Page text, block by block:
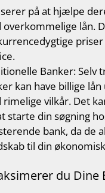
på at hjælpe
overkommelige lån.
Banker: Selv
kan have billige
rimelige vilkår. Det
starte din søgning
bank, da de
til din
du Dine